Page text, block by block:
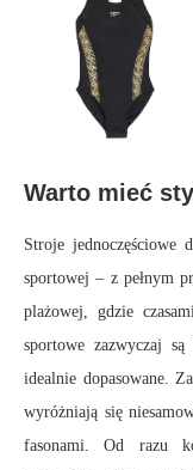
Warto mieć styl
Stroje jednoczęściowe
sportowej – z pełnym
plażowej, gdzie
sportowe zazwyczaj
idealnie dopasowane.
wyróżniają się
fasonami. Od razu